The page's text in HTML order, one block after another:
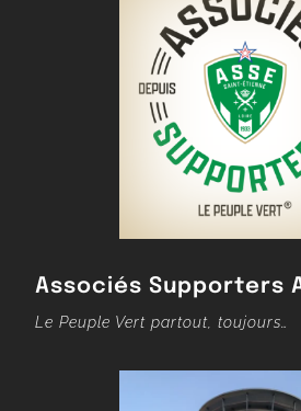
Associés Supporters
Le Peuple Vert partout, toujours…